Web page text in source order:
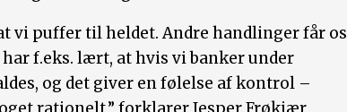
vi puffer til heldet. Andre handlinger får os
f.eks. lært, at hvis vi banker under
og det giver en følelse af kontrol –